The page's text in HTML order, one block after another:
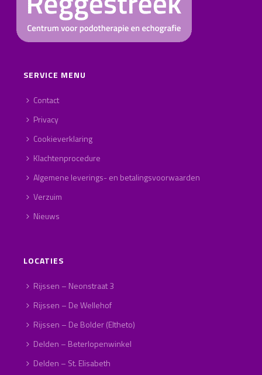
SERVICE MENU
Contact
Privacy
Cookieverklaring
Klachtenprocedure
Algemene leverings- en betalingsvoorwaarden
Verzuim
Nieuws
LOCATIES
Rijssen – Neonstraat 3
Rijssen – De Wellehof
Rijssen – De Bolder (Eltheto)
Delden – Beterlopenwinkel
Delden – St. Elisabeth